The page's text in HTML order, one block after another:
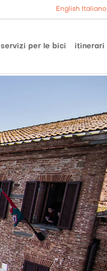
Italiano
English
servizi per le bici itinerari